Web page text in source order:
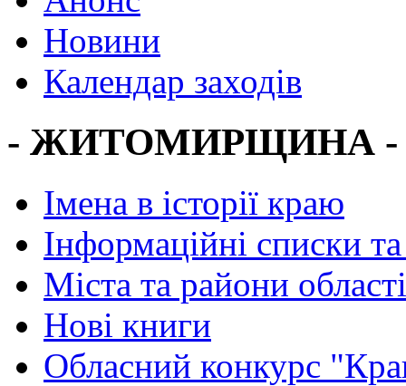
Новини
Календар заходів
- ЖИТОМИРЩИНА -
Імена в історії краю
Інформаційні списки
Міста та райони області
Нові книги
Обласний конкурс